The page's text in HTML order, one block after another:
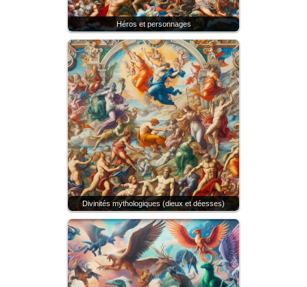
Héros et personnages
Divinités mythologiques (dieux et déesses)